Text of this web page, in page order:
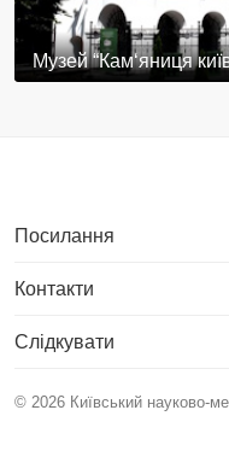
Музей “Кам‘яниця
Посилання
Контакти
Слідкувати
© 2026 Київський науково-